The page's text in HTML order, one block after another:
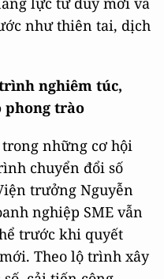
như thiên tai, dịch
nghiêm túc,
phong trào
những cơ hội
chuyển đổi số
trưởng Nguyễn
nghiệp SME vẫn
trước khi quyết
Theo lộ trình xây